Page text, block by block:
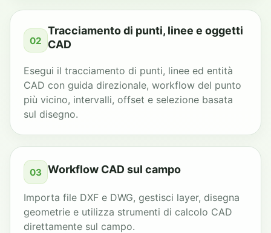
02
Tracciamento di punti, linee e oggetti
CAD
Esegui il tracciamento di punti, linee ed entità
CAD con guida direzionale, workflow del punto
più vicino, intervalli, offset e selezione basata
sul disegno.
03 Workflow CAD sul campo
Importa file DXF e DWG, gestisci layer, disegna
geometrie e utilizza strumenti di calcolo CAD
direttamente sul campo.